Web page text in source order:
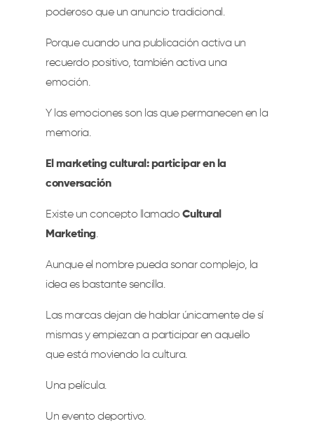
poderoso que un anuncio tradicional.
Porque cuando una publicación activa un
recuerdo positivo, también activa una
emoción.
Y las emociones son las que permanecen en la
memoria.
El marketing cultural: participar en la
conversación
Existe un concepto llamado Cultural
Marketing.
Aunque el nombre pueda sonar complejo, la
idea es bastante sencilla.
Las marcas dejan de hablar únicamente de sí
mismas y empiezan a participar en aquello
que está moviendo la cultura.
Una película.
Un evento deportivo.